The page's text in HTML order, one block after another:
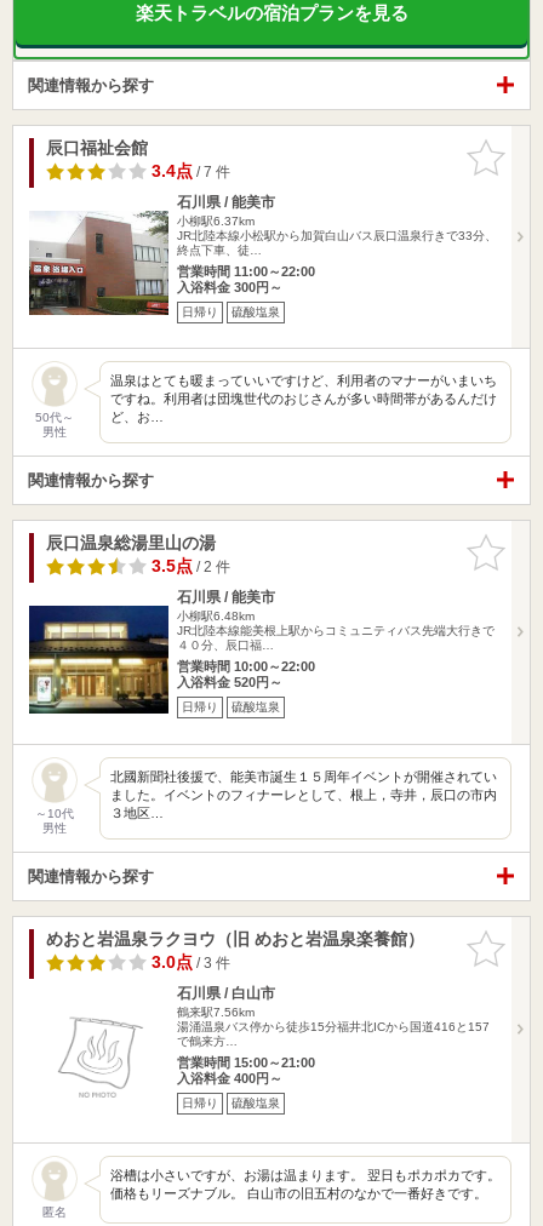
楽天トラベルの宿泊プランを見る
関連情報から探す
お気に入
りに追加
辰口福祉会館
3.4点/ 7 件
石川県 / 能美市
小柳駅6.37km
JR北陸本線小松駅から加賀白山バス辰口温泉行きで33分、
終点下車、徒…
営業時間 11:00～22:00
入浴料金 300円～
日帰り 硫酸塩泉
50代～
男性
温泉はとても暖まっていいですけど、利用者のマナーがいまいち
ですね。利用者は団塊世代のおじさんが多い時間帯があるんだけ
ど、お…
関連情報から探す
お気に入
りに追加
辰口温泉総湯里山の湯
3.5点/ 2 件
石川県 / 能美市
小柳駅6.48km
JR北陸本線能美根上駅からコミュニティバス先端大行きで
４０分、辰口福…
営業時間 10:00～22:00
入浴料金 520円～
日帰り 硫酸塩泉
～10代
男性
北國新聞社後援で、能美市誕生１５周年イベントが開催されてい
ました。イベントのフィナーレとして、根上，寺井，辰口の市内
３地区…
関連情報から探す
お気に入
りに追加
めおと岩温泉ラクヨウ（旧 めおと岩温泉楽養館）
3.0点/ 3 件
石川県 / 白山市
鶴来駅7.56km
湯涌温泉バス停から徒歩15分福井北ICから国道416と157
で鶴来方…
営業時間 15:00～21:00
入浴料金 400円～
日帰り 硫酸塩泉
匿名
浴槽は小さいですが、お湯は温まります。 翌日もポカポカです。
価格もリーズナブル。 白山市の旧五村のなかで一番好きです。